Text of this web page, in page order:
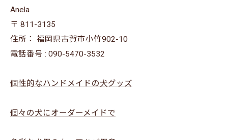
Anela
〒 811-3135
住所： 福岡県古賀市小竹902-10
電話番号 : 090-5470-3532
個性的なハンドメイドの犬グッズ
個々の犬にオーダーメイドで